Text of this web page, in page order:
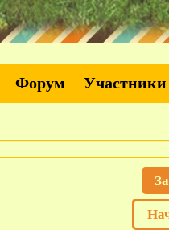
Форум Участники